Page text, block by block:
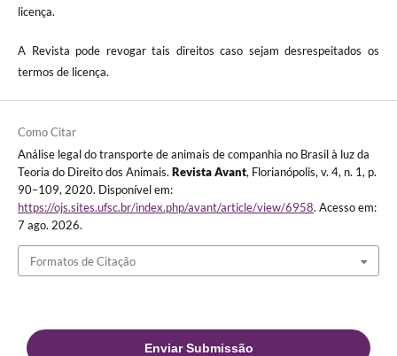
licença.
A Revista pode revogar tais direitos caso sejam desrespeitados os
termos de licença.
Como Citar
Análise legal do transporte de animais de companhia no Brasil à luz da
Teoria do Direito dos Animais. Revista Avant, Florianópolis, v. 4, n. 1, p.
90–109, 2020. Disponível em:
https://ojs.sites.ufsc.br/index.php/avant/article/view/6958. Acesso em:
7 ago. 2026.
Formatos de Citação
Enviar Submissão